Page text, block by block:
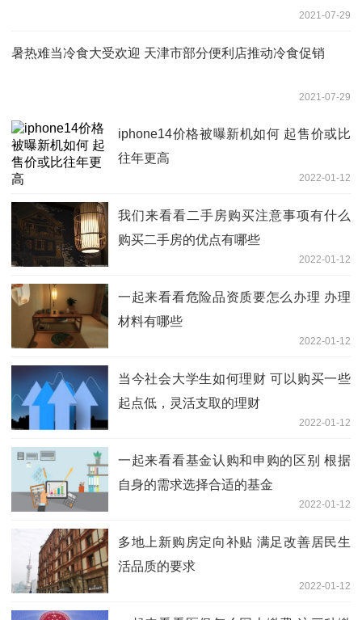
2021-07-29
暑热难当冷食大受欢迎 天津市部分便利店推动冷食促销
2021-07-29
iphone14价格被曝新机如何 起售价或比
往年更高
2022-01-12
我们来看看二手房购买注意事项有什么
购买二手房的优点有哪些
2022-01-12
一起来看看危险品资质要怎么办理 办理
材料有哪些
2022-01-12
当今社会大学生如何理财 可以购买一些
起点低，灵活支取的理财
2022-01-12
一起来看看基金认购和申购的区别 根据
自身的需求选择合适的基金
2022-01-12
多地上新购房定向补贴 满足改善居民生
活品质的要求
2022-01-12